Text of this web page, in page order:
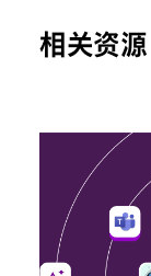
相关资源